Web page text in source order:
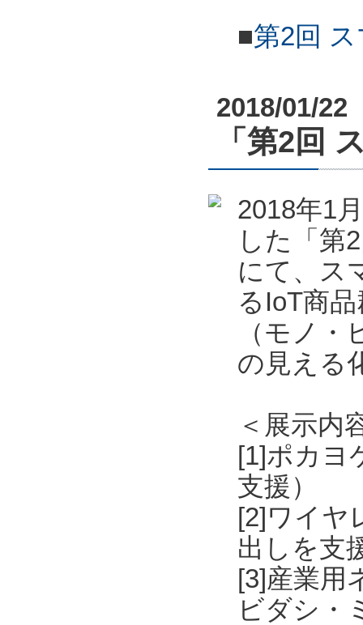
■第2回
2018/01/22
「第2回
2018年1
した「第
にて、ス
るIoT商
（モノ
の見える
＜展示内
[1]ポカヨ
支援）
[2]ワイヤ
出しを支
[3]産業用
ビダシ・